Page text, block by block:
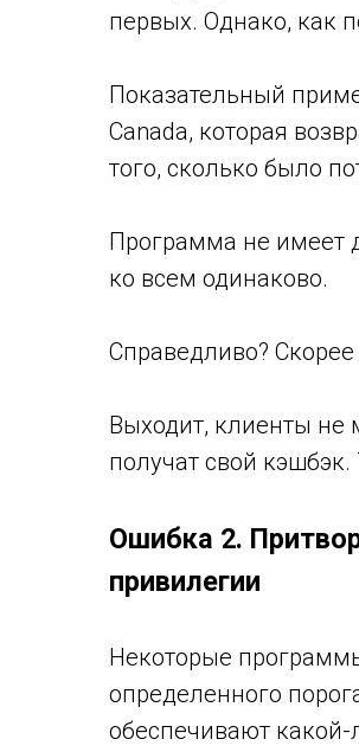
первых. Однако, как
Показательный
Canada, которая
того, сколько было
Программа не имеет
ко всем одинаково.
Справедливо?
Выходит, клиенты не
получат свой
Ошибка 2.
привилегии
Некоторые
определенного
обеспечивают